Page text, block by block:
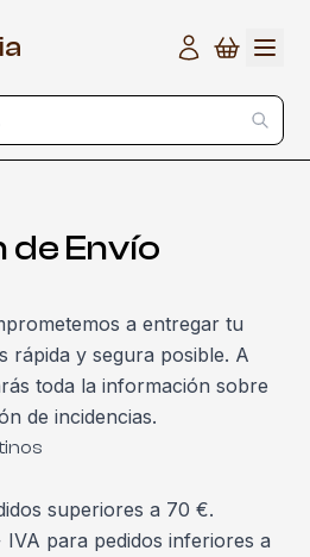
ia
Envío
a entregar tu
rápida y segura posible. A
toda la información sobre
de incidencias.
superiores a 70 €.
para pedidos inferiores a